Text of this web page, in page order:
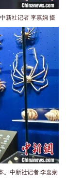
新社记者 李嘉娴 摄
中新社记者 李嘉娴